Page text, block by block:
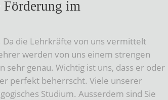
im
die Lehrkräfte von uns vermittelt
werden von uns einem strengen
genau. Wichtig ist uns, dass er oder
perfekt beherrscht. Viele unserer
Studium. Ausserdem sind Sie